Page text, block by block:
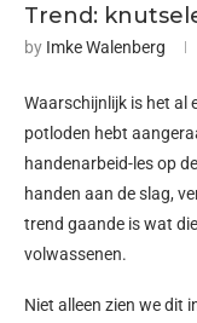
Trend:
by Imke Walenberg
Waarschijnlijk is het al
potloden hebt
handenarbeid-les op
handen aan de slag,
trend gaande is wat
volwassenen.
Niet alleen zien we dit